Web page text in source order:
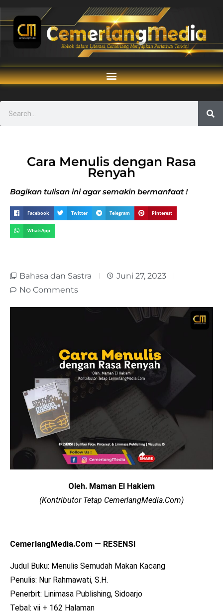
Cara Menulis dengan Rasa
Renyah
Bagikan tulisan ini agar semakin bermanfaat !
Facebook Twitter Telegram Pinterest
WhatsApp
Bahasa dan Sastra
Juni 27, 2023
No Comments
Oleh. Maman El Hakiem
(Kontributor Tetap CemerlangMedia.Com)
CemerlangMedia.Com — RESENSI
Judul Buku: Menulis Semudah Makan Kacang
Penulis: Nur Rahmawati, S.H.
Penerbit: Linimasa Publishing, Sidoarjo
Tebal: vii + 162 Halaman